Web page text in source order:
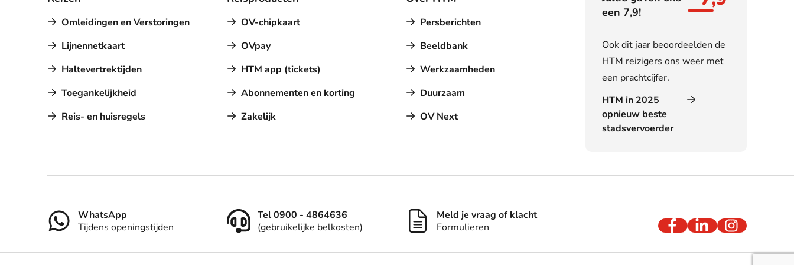
Omleidingen en Verstoringen
Lijnennetkaart
Haltevertrektijden
Toegankelijkheid
Reis- en huisregels
OV-chipkaart
OVpay
HTM app (tickets)
Abonnementen en korting
Zakelijk
Persberichten
Beeldbank
Werkzaamheden
Duurzaam
OV Next
een 7,9!
Ook dit jaar beoordeelden de
HTM reizigers ons weer met
een prachtcijfer.
HTM in 2025
opnieuw beste
stadsvervoerder
ContactWhatsApp
Tijdens openingstijden
Tel 0900 - 4864636
(gebruikelijke belkosten)
Meld je vraag of klacht
Formulieren